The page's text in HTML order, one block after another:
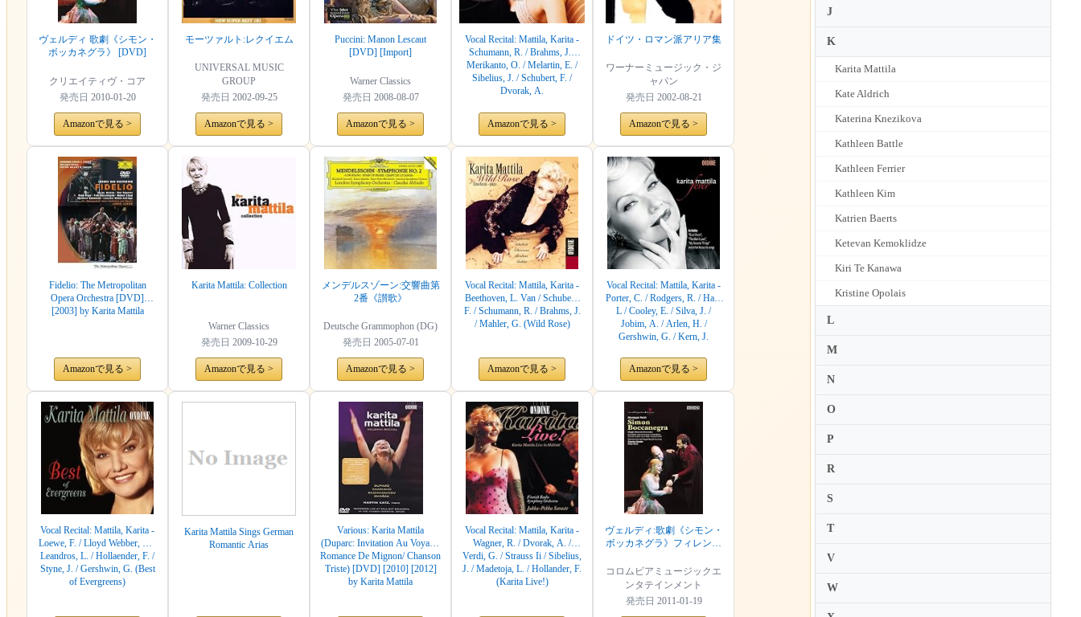
ヴェルディ 歌劇《シモン・
ボッカネグラ》 [DVD]
クリエイティヴ・コア
発売日 2010-01-20
Amazonで見る >
モーツァルト:レクイエム
UNIVERSAL MUSIC
GROUP
発売日 2002-09-25
Amazonで見る >
Puccini: Manon Lescaut
[DVD] [Import]
Warner Classics
発売日 2008-08-07
Amazonで見る >
Vocal Recital: Mattila, Karita -
Schumann, R. / Brahms, J. /
Merikanto, O. / Melartin, E. /
Sibelius, J. / Schubert, F. /
Dvorak, A.
Amazonで見る >
ドイツ・ロマン派アリア集
ワーナーミュージック・ジ
ャパン
発売日 2002-08-21
Amazonで見る >
Fidelio: The Metropolitan
Opera Orchestra [DVD]
[2003] by Karita Mattila
Amazonで見る >
Karita Mattila: Collection
Warner Classics
発売日 2009-10-29
Amazonで見る >
メンデルスゾーン:交響曲第
2番《讃歌》
Deutsche Grammophon (DG)
発売日 2005-07-01
Amazonで見る >
Vocal Recital: Mattila, Karita -
Beethoven, L. Van / Schubert,
F. / Schumann, R. / Brahms, J.
/ Mahler, G. (Wild Rose)
Amazonで見る >
Vocal Recital: Mattila, Karita -
Porter, C. / Rodgers, R. / Hart,
L / Cooley, E. / Silva, J. /
Jobim, A. / Arlen, H. /
Gershwin, G. / Kern, J.
Amazonで見る >
Vocal Recital: Mattila, Karita -
Loewe, F. / Lloyd Webber, A. /
Leandros, L. / Hollaender, F. /
Styne, J. / Gershwin, G. (Best
of Evergreens)
Karita Mattila Sings German
Romantic Arias
Various: Karita Mattila
(Duparc: Invitation Au Voyage/
Romance De Mignon/ Chanson
Triste) [DVD] [2010] [2012]
by Karita Mattila
Vocal Recital: Mattila, Karita -
Wagner, R. / Dvorak, A. /
Verdi, G. / Strauss Ii / Sibelius,
J. / Madetoja, L. / Hollander, F.
(Karita Live!)
ヴェルディ:歌劇《シモン・
ボッカネグラ》フィレンツ
コロムビアミュージックエ
ンタテインメント
発売日 2011-01-19
J
K
Karita Mattila
Kate Aldrich
Katerina Knezikova
Kathleen Battle
Kathleen Ferrier
Kathleen Kim
Katrien Baerts
Ketevan Kemoklidze
Kiri Te Kanawa
Kristine Opolais
L
M
N
O
P
R
S
T
V
W